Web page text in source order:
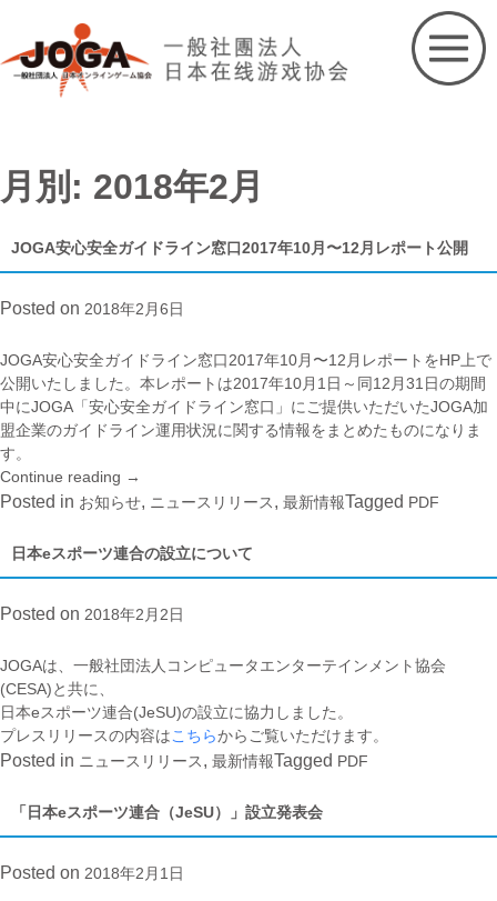
content
月別: 2018年2月
JOGA安心安全ガイドライン窓口2017年10月〜12月レポート公開
Posted on 2018年2月6日
JOGA安心安全ガイドライン窓口2017年10月〜12月レポートをHP上で
公開いたしました。本レポートは2017年10月1日～同12月31日の期間
中にJOGA「安心安全ガイドライン窓口」にご提供いただいたJOGA加
盟企業のガイドライン運用状況に関する情報をまとめたものになりま
す。
Continue reading “JOGA
安
安
イ
ラ
ン
窓
口
年
12
→
Posted in お知らせ, ニュースリリース, 最新情報Tagged PDF
日本eスポーツ連合の設立について
Posted on 2018年2月2日
JOGAは、一般社団法人コンピュータエンターテインメント協会
(CESA)と共に、
日本eスポーツ連合(JeSU)の設立に協力しました。
プレスリリースの内容はこちらからご覧いただけます。
Posted in ニュースリリース, 最新情報Tagged PDF
「日本eスポーツ連合（JeSU）」設立発表会
Posted on 2018年2月1日